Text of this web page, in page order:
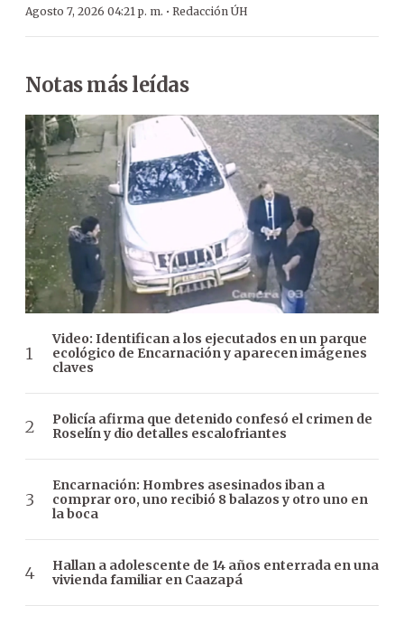
Agosto 7, 2026 04:21 p. m. · Redacción ÚH
Notas más leídas
Video: Identifican a los ejecutados en un parque
ecológico de Encarnación y aparecen imágenes
claves
Policía afirma que detenido confesó el crimen de
Roselín y dio detalles escalofriantes
Encarnación: Hombres asesinados iban a
comprar oro, uno recibió 8 balazos y otro uno en
la boca
Hallan a adolescente de 14 años enterrada en una
vivienda familiar en Caazapá